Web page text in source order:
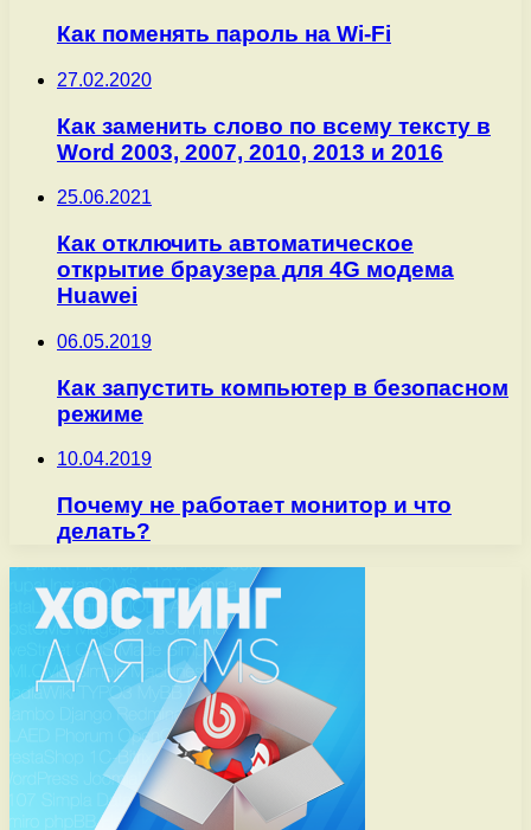
Как поменять пароль на Wi-Fi
27.02.2020
Как заменить слово по всему тексту в
Word 2003, 2007, 2010, 2013 и 2016
25.06.2021
Как отключить автоматическое
открытие браузера для 4G модема
Huawei
06.05.2019
Как запустить компьютер в безопасном
режиме
10.04.2019
Почему не работает монитор и что
делать?